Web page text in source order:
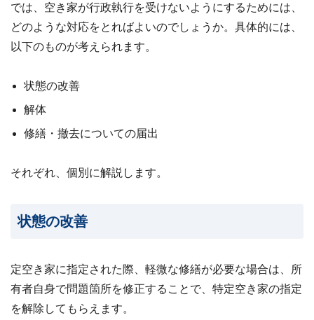
では、空き家が行政執行を受けないようにするためには、
どのような対応をとればよいのでしょうか。具体的には、
以下のものが考えられます。
状態の改善
解体
修繕・撤去についての届出
それぞれ、個別に解説します。
状態の改善
定空き家に指定された際、軽微な修繕が必要な場合は、所
有者自身で問題箇所を修正することで、特定空き家の指定
を解除してもらえます。